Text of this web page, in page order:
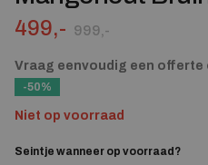
999,-
Oorspronkelijke
499,-
Huidige prijs is:
Vraag eenvoudig een offerte
-50%
Niet op voorraad
Seintje wanneer op voorraad?